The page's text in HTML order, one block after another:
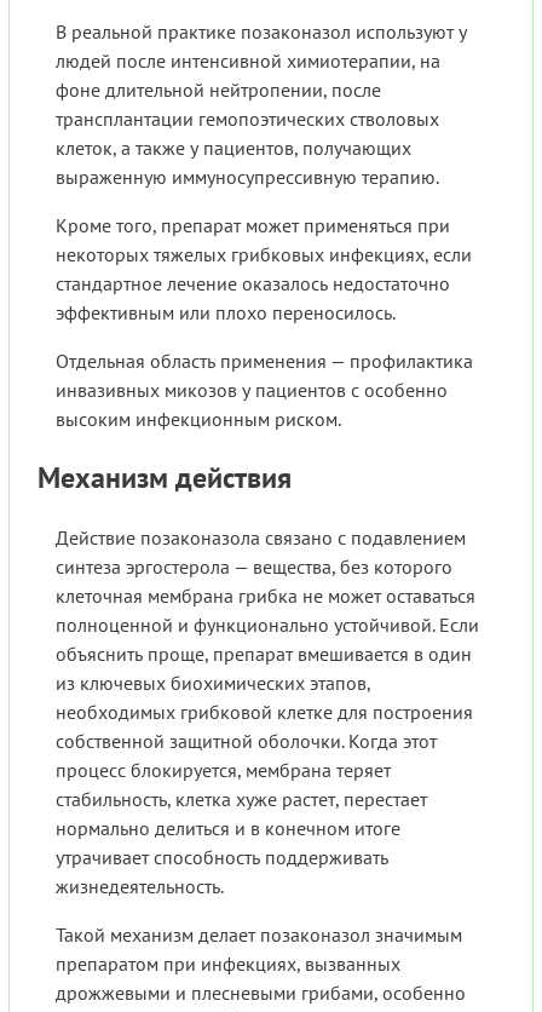
В реальной практике позаконазол используют у
людей после интенсивной химиотерапии, на
фоне длительной нейтропении, после
трансплантации гемопоэтических стволовых
клеток, а также у пациентов, получающих
выраженную иммуносупрессивную терапию.
Кроме того, препарат может применяться при
некоторых тяжелых грибковых инфекциях, если
стандартное лечение оказалось недостаточно
эффективным или плохо переносилось.
Отдельная область применения — профилактика
инвазивных микозов у пациентов с особенно
высоким инфекционным риском.
Механизм действия
Действие позаконазола связано с подавлением
синтеза эргостерола — вещества, без которого
клеточная мембрана грибка не может оставаться
полноценной и функционально устойчивой. Если
объяснить проще, препарат вмешивается в один
из ключевых биохимических этапов,
необходимых грибковой клетке для построения
собственной защитной оболочки. Когда этот
процесс блокируется, мембрана теряет
стабильность, клетка хуже растет, перестает
нормально делиться и в конечном итоге
утрачивает способность поддерживать
жизнедеятельность.
Такой механизм делает позаконазол значимым
препаратом при инфекциях, вызванных
дрожжевыми и плесневыми грибами, особенно